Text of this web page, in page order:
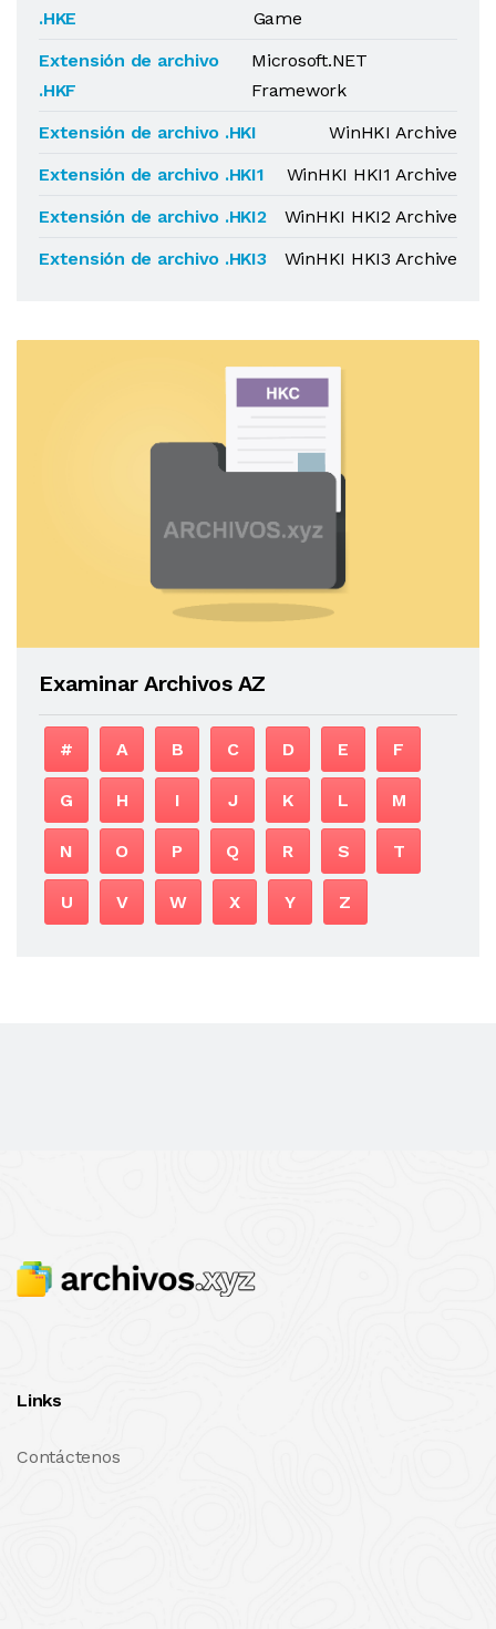
.HKE
Game
Extensión de archivo
.HKF
Microsoft.NET
Framework
Extensión de archivo .HKI
WinHKI Archive
Extensión de archivo .HKI1
WinHKI HKI1 Archive
Extensión de archivo .HKI2
WinHKI HKI2 Archive
Extensión de archivo .HKI3
WinHKI HKI3 Archive
Examinar Archivos AZ
# A B C D E F
G H I J K L M
N O P Q R S T
U V W X Y Z
Links
Contáctenos